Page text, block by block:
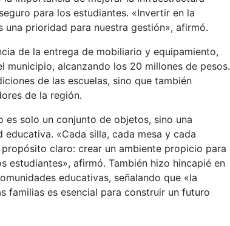
para los estudiantes. «Invertir en la
prioridad para nuestra gestión», afirmó.
de la entrega de mobiliario y equipamiento,
municipio, alcanzando los 20 millones de pesos.
de las escuelas, sino que también
de la región.
solo un conjunto de objetos, sino una
«Cada silla, cada mesa y cada
claro: crear un ambiente propicio para
estudiantes», afirmó. También hizo hincapié en
educativas, señalando que «la
familias es esencial para construir un futuro